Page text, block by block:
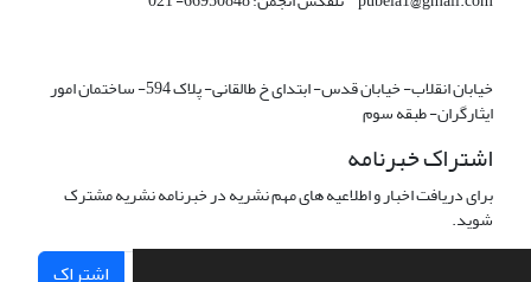
خیابان انقلاب- خیابان قدس- ابتدای خ طالقانی- پلاک 594- ساختمان امور
ایثارگران- طبقه سوم
اشتراک خبرنامه
برای دریافت اخبار و اطلاعیه های مهم نشریه در خبرنامه نشریه مشترک
شوید.
اشتراک